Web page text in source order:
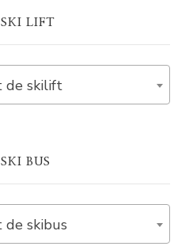
LIFT
de skilift
BUS
de skibus